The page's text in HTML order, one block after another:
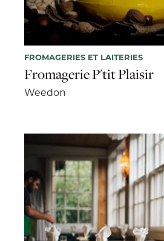
FROMAGERIES ET LAITERIES
Fromagerie P'tit Plaisir
Weedon